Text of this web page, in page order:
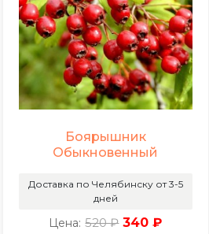
Боярышник
Обыкновенный
Доставка по Челябинску от 3-5
дней
Цена: 520 ₽ 340 ₽